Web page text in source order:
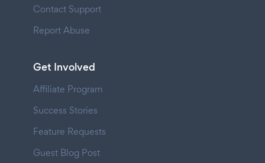
Contact Support
Report Abuse
Get Involved
Affiliate Program
Success Stories
Feature Requests
Guest Blog Post